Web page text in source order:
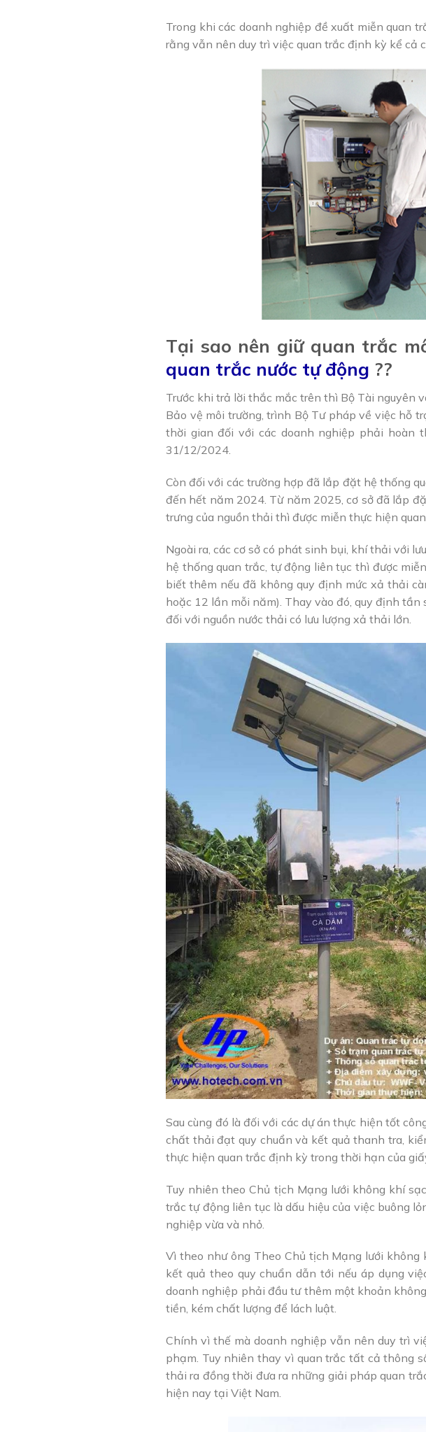
Trong khi các doanh nghiệp đề xuất miễn quan
rằng vẫn nên duy trì việc quan trắc định kỳ kể cả
Tại sao nên giữ quan trắc
quan trắc nước tự động ??
Trước khi trả lời thắc mắc trên thì Bộ Tài nguyên
Bảo vệ môi trường, trình Bộ Tư pháp về việc hỗ
thời gian đối với các doanh nghiệp phải hoàn
31/12/2024.
Còn đối với các trường hợp đã lắp đặt hệ thống
đến hết năm 2024. Từ năm 2025, cơ sở đã lắp
trưng của nguồn thải thì được miễn thực hiện
Ngoài ra, các cơ sở có phát sinh bụi, khí thải với
hệ thống quan trắc, tự động liên tục thì được
biết thêm nếu đã không quy định mức xả thải
hoặc 12 lần mỗi năm). Thay vào đó, quy định
đối với nguồn nước thải có lưu lượng xả thải lớn.
Sau cùng đó là đối với các dự án thực hiện tốt
chất thải đạt quy chuẩn và kết quả thanh tra,
thực hiện quan trắc định kỳ trong thời hạn của
Tuy nhiên theo Chủ tịch Mạng lưới không khí
trắc tự động liên tục là dấu hiệu của việc buông
nghiệp vừa và nhỏ.
Vì theo như ông Theo Chủ tịch Mạng lưới
kết quả theo quy chuẩn dẫn tới nếu áp dụng
doanh nghiệp phải đầu tư thêm một khoản
tiền, kém chất lượng để lách luật.
Chính vì thế mà doanh nghiệp vẫn nên duy trì
phạm. Tuy nhiên thay vì quan trắc tất cả thông
thải ra đồng thời đưa ra những giải pháp quan
hiện nay tại Việt Nam.